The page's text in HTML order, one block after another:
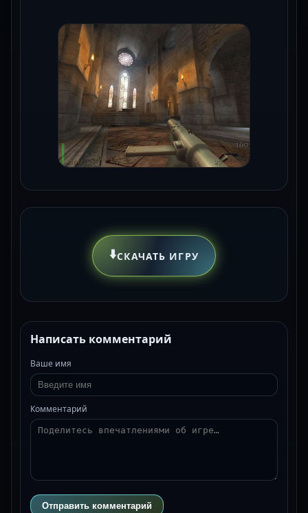
⬇️СКАЧАТЬ ИГРУ
Написать комментарий
Ваше имя
Комментарий
Отправить комментарий